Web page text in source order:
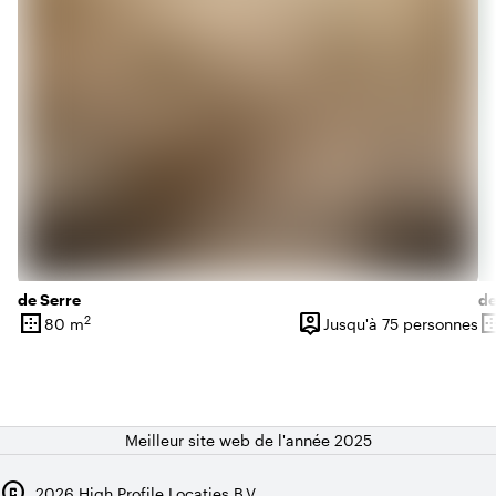
de Serre
border_outer
Superficie
80 m2 person_pin
Capacité
Jusqu'à 75 personnes
Meilleur site web de l'année 2025